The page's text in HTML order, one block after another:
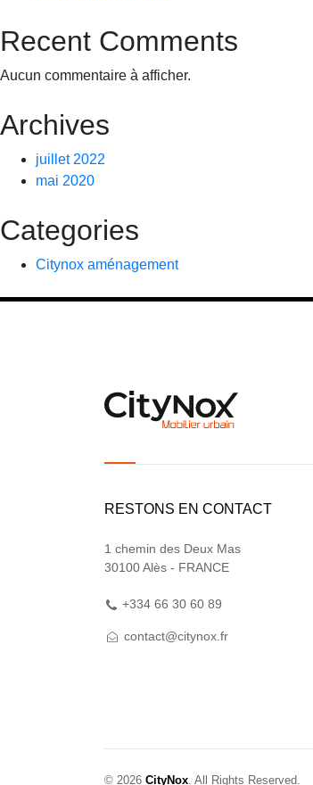
Recent Comments
Aucun commentaire à afficher.
Archives
juillet 2022
mai 2020
Categories
Citynox aménagement
RESTONS EN CONTACT
1 chemin des Deux Mas
30100 Alès - FRANCE
+334 66 30 60 89
contact@citynox.fr
© 2026 CityNox . All Rights Reserved.